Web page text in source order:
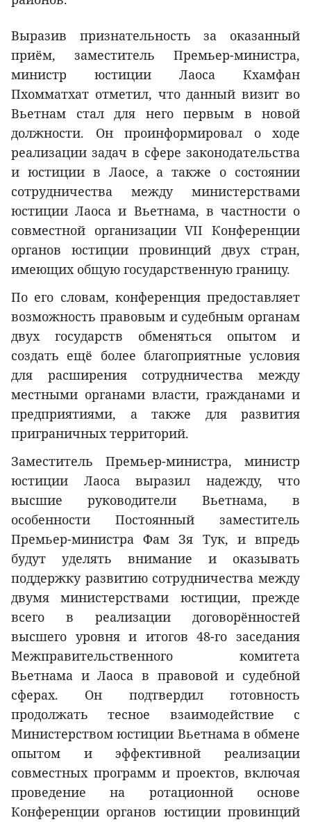
Выразив признательность за оказанный
приём, заместитель Премьер-министра,
министр юстиции Лаоса Кхамфан
Пхомматхат отметил, что данный визит во
Вьетнам стал для него первым в новой
должности. Он проинформировал о ходе
реализации задач в сфере законодательства
и юстиции в Лаосе, а также о состоянии
сотрудничества между министерствами
юстиции Лаоса и Вьетнама, в частности о
совместной организации VII Конференции
органов юстиции провинций двух стран,
имеющих общую государственную границу.
По его словам, конференция предоставляет
возможность правовым и судебным органам
двух государств обменяться опытом и
создать ещё более благоприятные условия
для расширения сотрудничества между
местными органами власти, гражданами и
предприятиями, а также для развития
приграничных территорий.
Заместитель Премьер-министра, министр
юстиции Лаоса выразил надежду, что
высшие руководители Вьетнама, в
особенности Постоянный заместитель
Премьер-министра Фам Зя Тук, и впредь
будут уделять внимание и оказывать
поддержку развитию сотрудничества между
двумя министерствами юстиции, прежде
всего в реализации договорённостей
высшего уровня и итогов 48-го заседания
Межправительственного комитета
Вьетнама и Лаоса в правовой и судебной
сферах. Он подтвердил готовность
продолжать тесное взаимодействие с
Министерством юстиции Вьетнама в обмене
опытом и эффективной реализации
совместных программ и проектов, включая
проведение на ротационной основе
Конференции органов юстиции провинций